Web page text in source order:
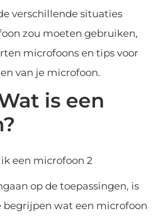
verschillende situaties
zou moeten gebruiken,
microfoons en tips voor
van je microfoon.
is een
op de toepassingen, is
wat een microfoon